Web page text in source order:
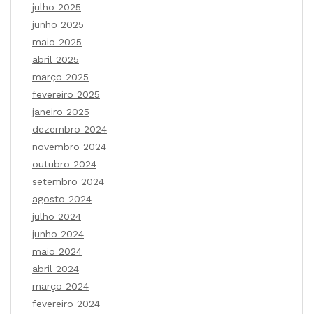
julho 2025
junho 2025
maio 2025
abril 2025
março 2025
fevereiro 2025
janeiro 2025
dezembro 2024
novembro 2024
outubro 2024
setembro 2024
agosto 2024
julho 2024
junho 2024
maio 2024
abril 2024
março 2024
fevereiro 2024